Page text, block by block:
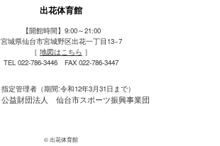
出花体育館
【開館時間】9:00～21:00
宮城県仙台市宮城野区出花一丁目13−7
［ 地図はこちら ］
TEL 022-786-3446 FAX 022-786-3447
指定管理者（期間:令和12年3月31日まで）
公益財団法人 仙台市スポーツ振興事業団
© 出花体育館